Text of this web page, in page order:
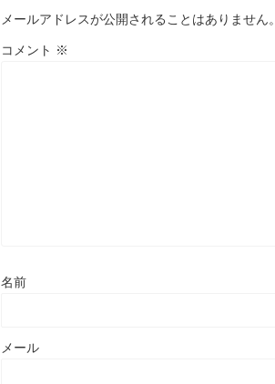
メールアドレスが公開されることはありません。
コメント ※
名前
メール